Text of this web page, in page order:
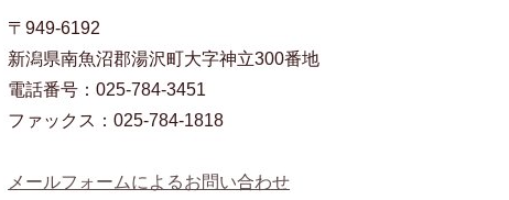
〒949-6192
新潟県南魚沼郡湯沢町大字神立300番地
電話番号：025-784-3451
ファックス：025-784-1818
メールフォームによるお問い合わせ